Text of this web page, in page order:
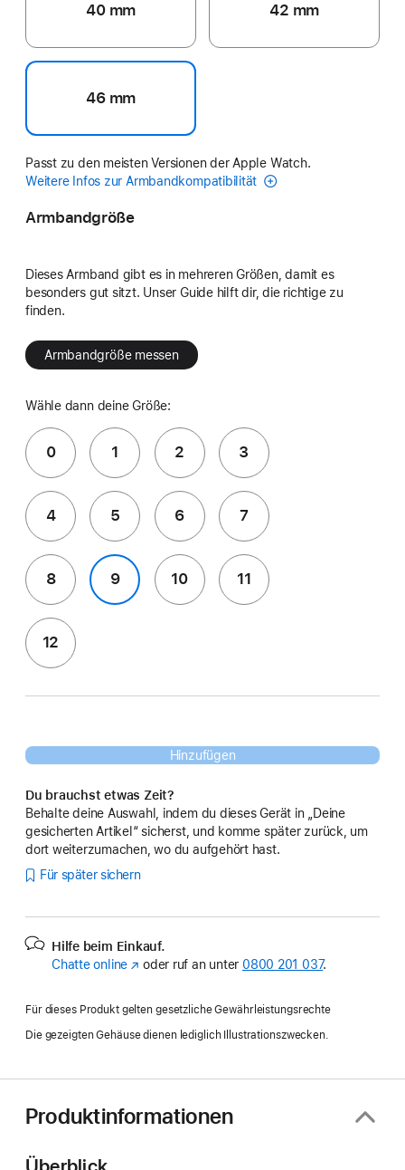
40 mm 42 mm
46 mm
Passt zu den meisten Versionen der Apple Watch.
Weitere Infos zur Armbandkompatibilität
Armbandgröße
Dieses Armband gibt es in mehreren Größen, damit es
besonders gut sitzt. Unser Guide hilft dir, die richtige zu
finden.
Armbandgröße messen
Wähle dann deine Größe:
0 1 2 3
4 5 6 7
8 9 10 11
12
Hinzufügen
Du brauchst etwas Zeit?
Behalte deine Auswahl, indem du dieses Gerät in „Deine
gesicherten Artikel“ sicherst, und komme später zurück, um
dort weiterzumachen, wo du aufgehört hast.
Für später sichern
Hilfe beim Einkauf.
Chatte online (Öffnet
Fenster)
oder ruf an unter 0800 201 037.
Für dieses Produkt gelten gesetzliche Gewährleistungsrechte
Die gezeigten Gehäuse dienen lediglich Illustrationszwecken.
Produktinformationen